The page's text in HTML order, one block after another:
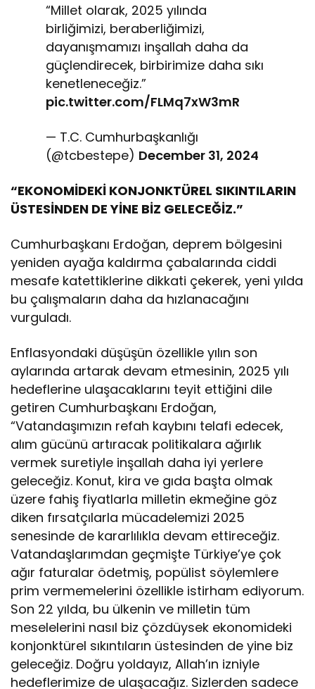
“Millet olarak, 2025 yılında
birliğimizi, beraberliğimizi,
dayanışmamızı inşallah daha da
güçlendirecek, birbirimize daha sıkı
kenetleneceğiz.”
pic.twitter.com/FLMq7xW3mR
— T.C. Cumhurbaşkanlığı
(@tcbestepe) December 31, 2024
“EKONOMİDEKİ KONJONKTÜREL SIKINTILARIN
ÜSTESİNDEN DE YİNE BİZ GELECEĞİZ.”
Cumhurbaşkanı Erdoğan, deprem bölgesini
yeniden ayağa kaldırma çabalarında ciddi
mesafe katettiklerine dikkati çekerek, yeni yılda
bu çalışmaların daha da hızlanacağını
vurguladı.
Enflasyondaki düşüşün özellikle yılın son
aylarında artarak devam etmesinin, 2025 yılı
hedeflerine ulaşacaklarını teyit ettiğini dile
getiren Cumhurbaşkanı Erdoğan,
“Vatandaşımızın refah kaybını telafi edecek,
alım gücünü artıracak politikalara ağırlık
vermek suretiyle inşallah daha iyi yerlere
geleceğiz. Konut, kira ve gıda başta olmak
üzere fahiş fiyatlarla milletin ekmeğine göz
diken fırsatçılarla mücadelemizi 2025
senesinde de kararlılıkla devam ettireceğiz.
Vatandaşlarımdan geçmişte Türkiye’ye çok
ağır faturalar ödetmiş, popülist söylemlere
prim vermemelerini özellikle istirham ediyorum.
Son 22 yılda, bu ülkenin ve milletin tüm
meselelerini nasıl biz çözdüysek ekonomideki
konjonktürel sıkıntıların üstesinden de yine biz
geleceğiz. Doğru yoldayız, Allah’ın izniyle
hedeflerimize de ulaşacağız. Sizlerden sadece